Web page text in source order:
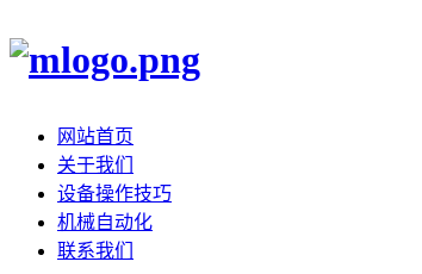
网站首页
关于我们
设备操作技巧
机械自动化
联系我们